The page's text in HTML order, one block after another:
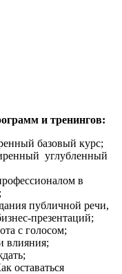
и тренингов:
базовый курс;
углубленный
в
публичной речи,
презентаций;
с голосом;
влияния;
оставаться